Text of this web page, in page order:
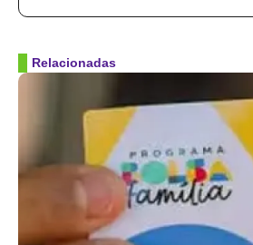
Relacionadas